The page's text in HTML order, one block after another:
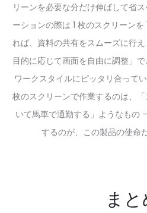
リーンを必要な分だけ伸ばして省
ーションの際は 1 枚のスクリーン
れば、資料の共有をスムーズに行
目的に応じて画面を自由に調整」
ワークスタイルにピッタリ合って
枚のスクリーンで作業するのは、
いて馬車で通勤する」ようなも
するのが、この製品の使命
まと